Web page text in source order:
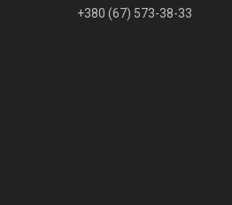
+380 (67) 573-38-33